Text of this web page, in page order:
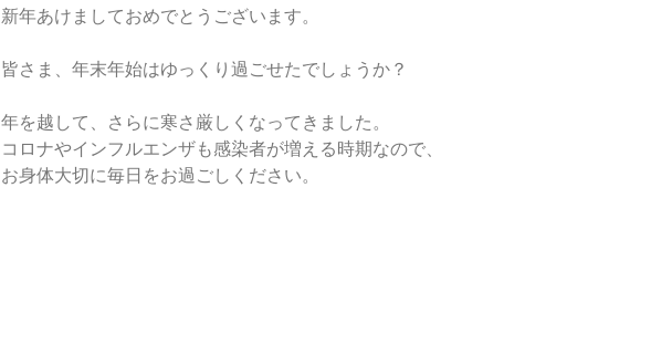
新年あけましておめでとうございます。
皆さま、年末年始はゆっくり過ごせたでしょうか？
年を越して、さらに寒さ厳しくなってきました。
コロナやインフルエンザも感染者が増える時期なので、
お身体大切に毎日をお過ごしください。